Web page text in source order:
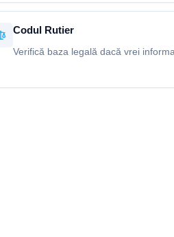
Codul Rutier
Verifică baza legală dacă vrei